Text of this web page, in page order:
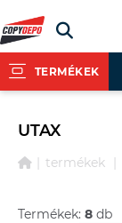
TERMÉKEK
UTAX
termékek
Termékek: 8 db